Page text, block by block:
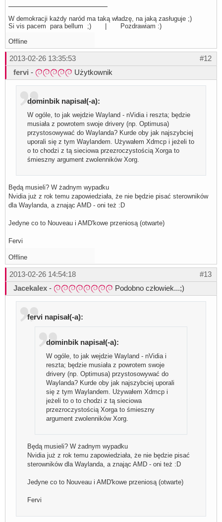
W demokracji każdy naród ma taką władzę, na jaką zasługuje ;)
Si vis pacem para bellum ;) | Pozdrawiam :)
Offline
#12
2013-02-26 13:35:53
fervi - Użytkownik
dominbik napisał(-a):
W ogóle, to jak wejdzie Wayland - nVidia i reszta; będzie
musiała z powrotem swoje drivery (np. Optimusa)
przystosowywać do Waylanda? Kurde oby jak najszybciej
uporali się z tym Waylandem. Używałem Xdmcp i jeżeli to
o to chodzi z tą sieciowa przezroczystością Xorga to
śmieszny argument zwolenników Xorg.
Będą musieli? W żadnym wypadku
Nvidia już z rok temu zapowiedziała, że nie będzie pisać sterowników
dla Waylanda, a znając AMD - oni też :D
Jedyne co to Nouveau i AMD'kowe przeniosą (otwarte)
Fervi
Offline
#13
2013-02-26 14:54:18
Jacekalex - Podobno człowiek...;)
fervi napisał(-a):
dominbik napisał(-a):
W ogóle, to jak wejdzie Wayland - nVidia i
reszta; będzie musiała z powrotem swoje
drivery (np. Optimusa) przystosowywać do
Waylanda? Kurde oby jak najszybciej uporali
się z tym Waylandem. Używałem Xdmcp i
jeżeli to o to chodzi z tą sieciowa
przezroczystością Xorga to śmieszny
argument zwolenników Xorg.
Będą musieli? W żadnym wypadku
Nvidia już z rok temu zapowiedziała, że nie będzie pisać
sterowników dla Waylanda, a znając AMD - oni też :D
Jedyne co to Nouveau i AMD'kowe przeniosą (otwarte)
Fervi